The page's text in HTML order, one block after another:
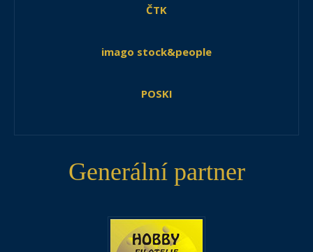
ČTK
imago stock&people
POSKI
Generální partner